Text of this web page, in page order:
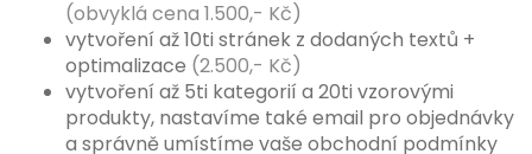
(obvyklá cena 1.500,- Kč)
vytvoření až 10ti stránek z dodaných textů +
optimalizace (2.500,- Kč)
vytvoření až 5ti kategorií a 20ti vzorovými
produkty, nastavíme také email pro objednávky
a správně umístíme vaše obchodní podmínky